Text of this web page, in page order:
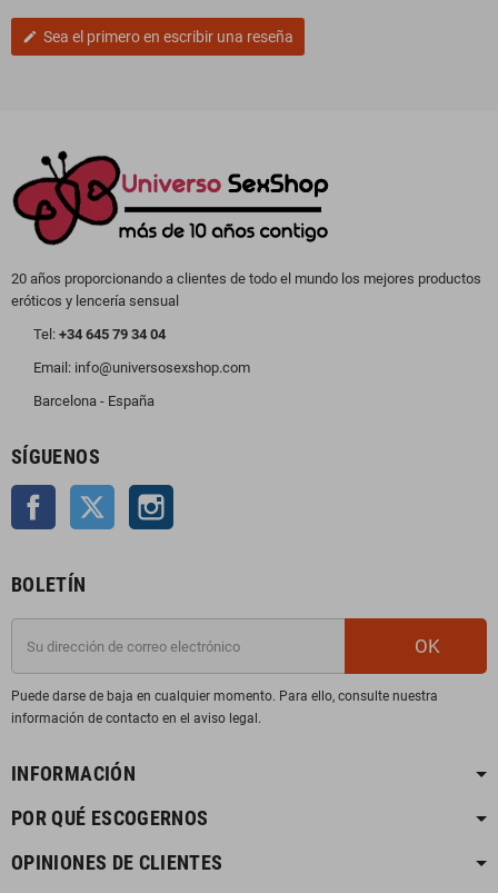
edit Sea el primero en escribir una reseña
20 años proporcionando a clientes de todo el mundo los mejores productos
eróticos y lencería sensual
Tel: +34 645 79 34 04
Email: info@universosexshop.com
Barcelona - España
SÍGUENOS
Facebook Twitter
BOLETÍN
OK
Puede darse de baja en cualquier momento. Para ello, consulte nuestra
información de contacto en el aviso legal.
INFORMACIÓN
POR QUÉ ESCOGERNOS
OPINIONES DE CLIENTES